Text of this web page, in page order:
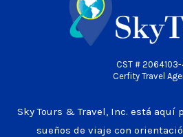
CST #
Cerfity Travel
Sky Tours & Travel, Inc. está aquí
sueños de viaje con